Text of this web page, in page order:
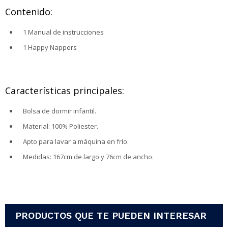
Contenido:
1 Manual de instrucciones
1 Happy Nappers
Características principales:
Bolsa de dormir infantil.
Material: 100% Poliester.
Apto para lavar a máquina en frío.
Medidas: 167cm de largo y 76cm de ancho.
PRODUCTOS QUE TE PUEDEN INTERESAR